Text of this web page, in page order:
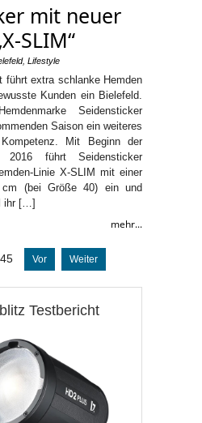
mit neuer
SLIM“
, Lifestyle
führt extra schlanke Hemden
Kunden ein Bielefeld.
Seidensticker
Saison ein weiteres
Mit Beginn der
2016 führt Seidensticker
Linie X-SLIM mit einer
cm (bei Größe 40) ein und
ihr […]
mehr...
Vor Weiter
Testbericht